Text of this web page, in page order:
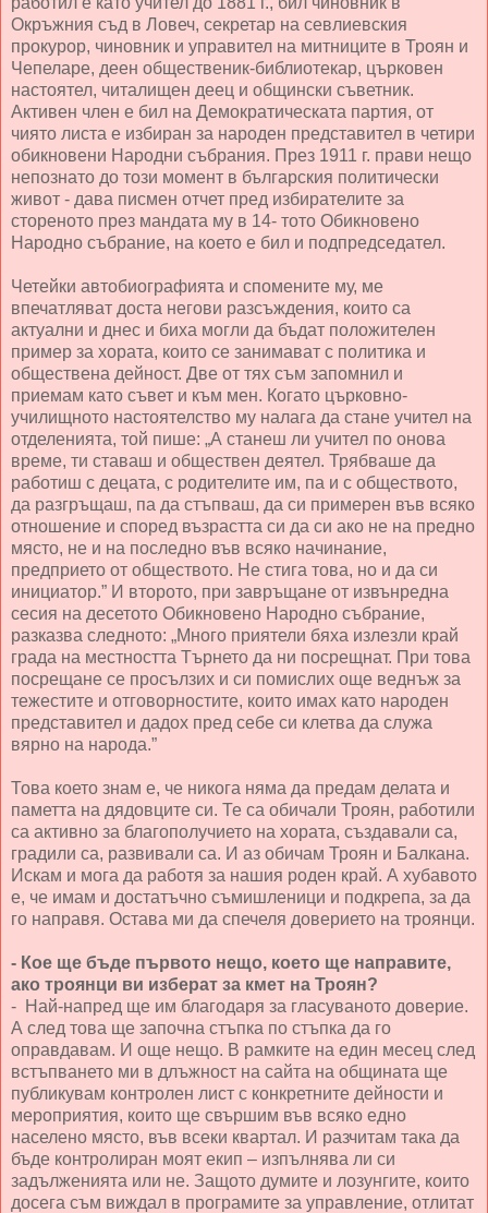
Окръжния съд в Ловеч, секретар на севлиевския
прокурор, чиновник и управител на митниците в Троян и
Чепеларе, деен общественик-библиотекар, църковен
настоятел, читалищен деец и общински съветник.
Активен член е бил на Демократическата партия, от
чиято листа е избиран за народен представител в четири
обикновени Народни събрания. През 1911 г. прави нещо
непознато до този момент в българския политически
живот - дава писмен отчет пред избирателите за
стореното през мандата му в 14- тото Обикновено
Народно събрание, на което е бил и подпредседател.
Четейки автобиографията и спомените му, ме
впечатляват доста негови разсъждения, които са
актуални и днес и биха могли да бъдат положителен
пример за хората, които се занимават с политика и
обществена дейност. Две от тях съм запомнил и
приемам като съвет и към мен. Когато църковно-
училищното настоятелство му налага да стане учител на
отделенията, той пише: „А станеш ли учител по онова
време, ти ставаш и обществен деятел. Трябваше да
работиш с децата, с родителите им, па и с обществото,
да разгръщаш, па да стъпваш, да си примерен във всяко
отношение и според възрастта си да си ако не на предно
място, не и на последно във всяко начинание,
предприето от обществото. Не стига това, но и да си
инициатор.” И второто, при завръщане от извънредна
сесия на десетото Обикновено Народно събрание,
разказва следното: „Много приятели бяха излезли край
града на местността Търнето да ни посрещнат. При това
посрещане се просълзих и си помислих още веднъж за
тежестите и отговорностите, които имах като народен
представител и дадох пред себе си клетва да служа
вярно на народа.”
Това което знам е, че никога няма да предам делата и
паметта на дядовците си. Те са обичали Троян, работили
са активно за благополучието на хората, създавали са,
градили са, развивали са. И аз обичам Троян и Балкана.
Искам и мога да работя за нашия роден край. А хубавото
е, че имам и достатъчно съмишленици и подкрепа, за да
го направя. Остава ми да спечеля доверието на троянци.
- Кое ще бъде първото нещо, което ще направите,
ако троянци ви изберат за кмет на Троян?
- Най-напред ще им благодаря за гласуваното доверие.
А след това ще започна стъпка по стъпка да го
оправдавам. И още нещо. В рамките на един месец след
встъпването ми в длъжност на сайта на общината ще
публикувам контролен лист с конкретните дейности и
мероприятия, които ще свършим във всяко едно
населено място, във всеки квартал. И разчитам така да
бъде контролиран моят екип – изпълнява ли си
задълженията или не. Защото думите и лозунгите, които
досега съм виждал в програмите за управление, отлитат